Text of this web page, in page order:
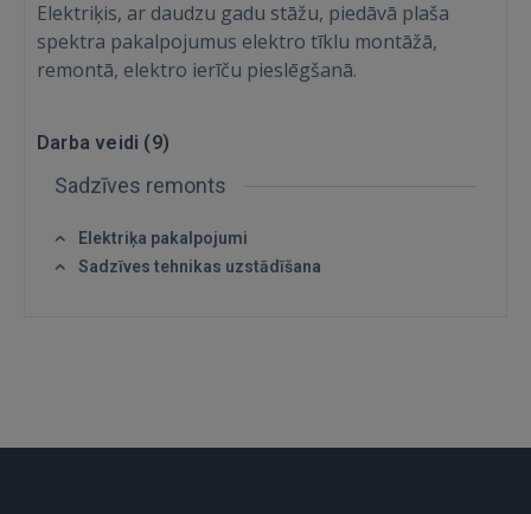
Ienākt
Elektriķis, ar daudzu gadu stāžu, piedāvā plaša
spektra pakalpojumus elektro tīklu montāžā,
remontā, elektro ierīču pieslēgšanā.
Darba veidi (9)
Sadzīves remonts
Elektriķa pakalpojumi
Sadzīves tehnikas uzstādīšana